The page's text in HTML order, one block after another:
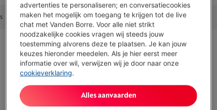
Accessoires Outlet deal Alternatieven Ons advies
Beschikbaarheid
Afhaling
Click&Collect : Gratis
advertenties te personaliseren; en conversatiecookies
maken het mogelijk om toegang te krijgen tot de live
chat met Vanden Borre. Voor alle niet strikt
noodzakelijke cookies vragen wij steeds jouw
toestemming alvorens deze te plaatsen. Je kan jouw
keuzes hieronder meedelen. Als je hier eerst meer
informatie over wil, verwijzen wij je door naar onze
cookieverklaring.
Alles aanvaarden